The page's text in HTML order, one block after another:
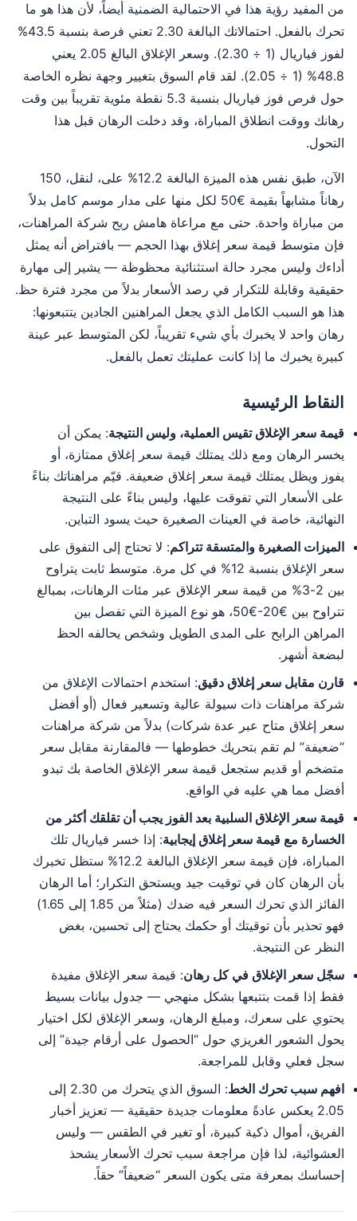
من المفيد رؤية هذا في الاحتمالية الضمنية أيضاً، لأن هذا هو ما
تحرك بالفعل. احتمالاتك البالغة 2.30 تعني فرصة بنسبة 43.5%
لفوز فياريال (1 ÷ 2.30). وسعر الإغلاق البالغ 2.05 يعني
48.8% (1 ÷ 2.05). لقد قام السوق بتغيير وجهة نظره الخاصة
حول فرص فوز فياريال بنسبة 5.3 نقطة مئوية تقريباً بين وقت
رهانك ووقت انطلاق المباراة، وقد دخلت الرهان قبل هذا
التحول.
الآن، طبق نفس هذه الميزة البالغة 12.2% على، لنقل، 150
رهاناً مشابهاً بقيمة €50 لكل منها على مدار موسم كامل بدلاً
من مباراة واحدة. حتى مع مراعاة هامش ربح شركة المراهنات،
فإن متوسط قيمة سعر إغلاق بهذا الحجم — بافتراض أنه يمثل
أداءك وليس مجرد حالة استثنائية محظوظة — يشير إلى مهارة
حقيقية وقابلة للتكرار في رصد الأسعار بدلاً من مجرد فترة حظ.
هذا هو السبب الكامل الذي يجعل المراهنين الجادين يتتبعونها:
رهان واحد لا يخبرك بأي شيء تقريباً، لكن المتوسط عبر عينة
كبيرة يخبرك ما إذا كانت عمليتك تعمل بالفعل.
النقاط الرئيسية
قيمة سعر الإغلاق تقيس العملية، وليس النتيجة: يمكن أن
يخسر الرهان ومع ذلك يمتلك قيمة سعر إغلاق ممتازة، أو
يفوز ويظل يمتلك قيمة سعر إغلاق ضعيفة. قيّم مراهناتك بناءً
على الأسعار التي تفوقت عليها، وليس بناءً على النتيجة
النهائية، خاصة في العينات الصغيرة حيث يسود التباين.
الميزات الصغيرة والمتسقة تتراكم: لا تحتاج إلى التفوق على
سعر الإغلاق بنسبة 12% في كل مرة. متوسط ثابت يتراوح
بين 2-3% من قيمة سعر الإغلاق عبر مئات الرهانات، بمبالغ
تتراوح بين €20-€50، هو نوع الميزة التي تفصل بين
المراهن الرابح على المدى الطويل وشخص يحالفه الحظ
لبضعة أشهر.
قارن مقابل سعر إغلاق دقيق: استخدم احتمالات الإغلاق من
شركة مراهنات ذات سيولة عالية وتسعير فعال (أو أفضل
سعر إغلاق متاح عبر عدة شركات) بدلاً من شركة مراهنات
“ضعيفة” لم تقم بتحريك خطوطها — فالمقارنة مقابل سعر
متضخم أو قديم ستجعل قيمة سعر الإغلاق الخاصة بك تبدو
أفضل مما هي عليه في الواقع.
قيمة سعر الإغلاق السلبية بعد الفوز يجب أن تقلقك أكثر من
الخسارة مع قيمة سعر إغلاق إيجابية: إذا خسر فياريال تلك
المباراة، فإن قيمة سعر الإغلاق البالغة 12.2% ستظل تخبرك
بأن الرهان كان في توقيت جيد ويستحق التكرار؛ أما الرهان
الفائز الذي تحرك السعر فيه ضدك (مثلاً من 1.85 إلى 1.65)
فهو تحذير بأن توقيتك أو حكمك يحتاج إلى تحسين، بغض
النظر عن النتيجة.
سجّل سعر الإغلاق في كل رهان: قيمة سعر الإغلاق مفيدة
فقط إذا قمت بتتبعها بشكل منهجي — جدول بيانات بسيط
يحتوي على سعرك، ومبلغ الرهان، وسعر الإغلاق لكل اختيار
يحول الشعور الغريزي حول “الحصول على أرقام جيدة” إلى
سجل فعلي وقابل للمراجعة.
افهم سبب تحرك الخط
: السوق الذي يتحرك من 2.30 إلى
2.05 يعكس عادةً معلومات جديدة حقيقية — تعزيز أخبار
الفريق، أموال ذكية كبيرة، أو تغير في الطقس — وليس
العشوائية، لذا فإن مراجعة سبب تحرك الأسعار يشحذ
إحساسك بمعرفة متى يكون السعر “ضعيفاً” حقاً.